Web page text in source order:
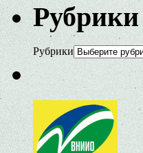
Рубрики
Рубрики